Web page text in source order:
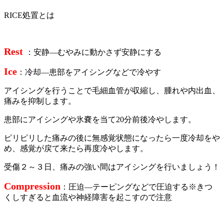
RICE処置とは
Rest ：安静―むやみに動かさず安静にする
Ice ：冷却―患部をアイシングなどで冷やす
アイシングを行うことで毛細血管が収縮し、腫れや内出血、
痛みを抑制します。
患部にアイシングや氷嚢を当て20分前後冷やします。
ピリピリした痛みの後に無感覚状態になったら一度冷却をや
め、感覚が戻て来たら再度冷やします。
受傷２～３日、痛みの強い間はアイシングを行いましょう！
Compression ：圧迫―テーピングなどで圧迫する※きつ
くしすぎると血流や神経障害を起こすので注意